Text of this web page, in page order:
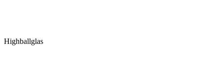
Highballglas